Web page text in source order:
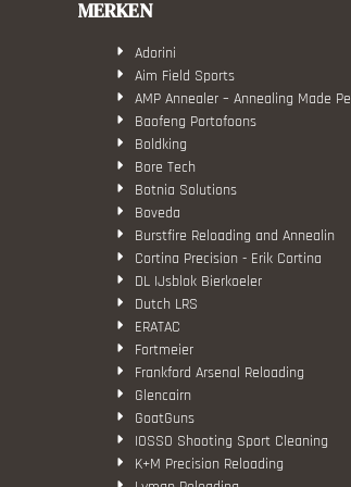
MERKEN
Adorini
Aim Field Sports
AMP Annealer – Annealing Made Pe
Baofeng Portofoons
Boldking
Bore Tech
Botnia Solutions
Boveda
Burstfire Reloading and Annealin
Cortina Precision - Erik Cortina
DL IJsblok Bierkoeler
Dutch LRS
ERATAC
Fortmeier
Frankford Arsenal Reloading
Glencairn
GoatGuns
IOSSO Shooting Sport Cleaning
K+M Precision Reloading